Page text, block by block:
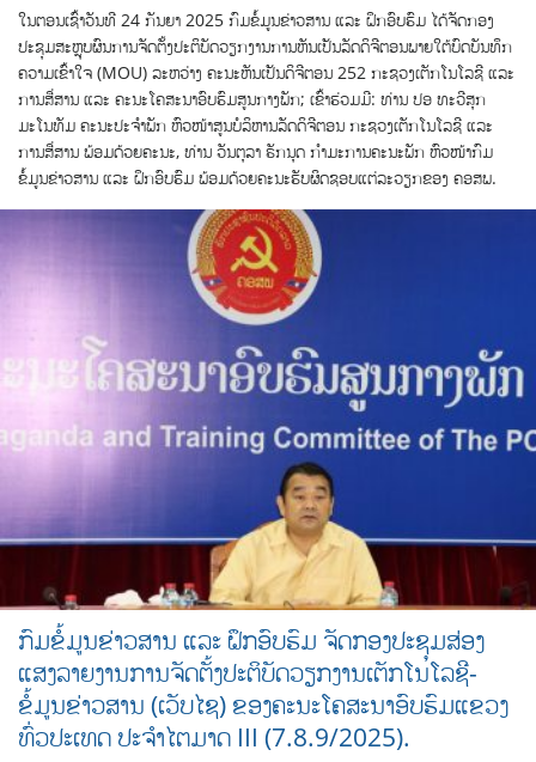
ໃນຕອນເຊົ້າວັນທີ 24 ກັນຍາ 2025 ກົມຂໍ້ມູນຂ່າວສານ ແລະ ຝຶກອົບຮົມ ໄດ້ຈັດກອງ
ປະຊຸມສະຫຼຸບຜົນການຈັດຕັ້ງປະຕິບັດວຽກງານການຫັນເປັນລັດດິຈີຕອນພາຍໃຕ້ບົດບັນທຶກ
ຄວາມເຂົ້າໃຈ (MOU) ລະຫວ່າງ ຄະນະຫັນເປັນດິຈີຕອນ 252 ກະຊວງເຕັກໂນໂລຊີ ແລະ
ການສື່ສານ ແລະ ຄະນະໂຄສະນາອົບຮົມສູນກາງພັກ; ເຂົ້າຮ່ວມມີ: ທ່ານ ປອ ທະວີສຸກ
ມະໂນທັມ ຄະນະປະຈໍາພັກ ຫົວໜ້າສູນບໍລິຫານລັດດິຈີຕອນ ກະຊວງເຕັກໂນໂລຊີ ແລະ
ການສື່ສານ ພ້ອມດ້ວຍຄະນະ, ທ່ານ ວັນຕຸລາ ຣັກນຸດ ກໍາມະການຄະນະພັກ ຫົວໜ້າກົມ
ຂໍ້ມູນຂ່າວສານ ແລະ ຝຶກອົບຮົມ ພ້ອມດ້ວຍຄະນະຮັບຜິດຊອບແຕ່ລະວຽກຂອງ ຄອສພ.
ກົມຂໍ້ມູນຂ່າວສານ ແລະ ຝຶກອົບຮົມ ຈັດກອງປະຊຸມສ່ອງ
ແສງລາຍງານການຈັດຕັ້ງປະຕິບັດວຽກງານເຕັກໂນໂລຊີ-
ຂໍ້ມູນຂ່າວສານ (ເວັບໄຊ) ຂອງຄະນະໂຄສະນາອົບຮົມແຂວງ
ທົ່ວປະເທດ ປະຈຳໄຕມາດ III (7.8.9/2025).